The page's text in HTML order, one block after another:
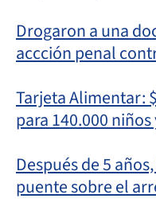
Drogaron a una
accción penal
Tarjeta Alimentar:
para 140.000
Después de 5
puente sobre el